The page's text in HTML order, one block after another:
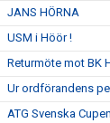
JANS HÖRNA
USM i Höör !
Returmöte mot BK
Ur ordförandens
ATG Svenska